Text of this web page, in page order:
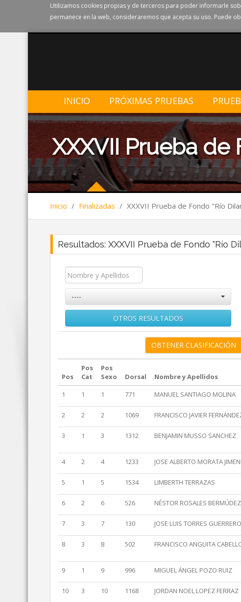
Utilizamos cookies propias y de terceros para poder informarle
permanece en la web, consideraremos que acepta su uso. Puede
INICIO PRÓXIMAS PRUEBAS
XXXVII Prueba de
Inicio / Finalizadas / XXXVII Prueba de Fondo "Río
Resultados: XXXVII Prueba de Fondo "Río
----
OTROS RESULTADOS
Pos
Pos
Cat
Pos
Sexo
Dorsal Nombre y Apellidos
1
1 1 771 MANUEL SANTIAGO MOLINA
2 2 2 1069 FRANCISCO JAVIER
3 1 3 1312 BENJAMIN MUSSO SANCHEZ
4 2 4 1233 JOSE ALBERTO MORATA
5 1 5 1534 LIMBERTH TERRAZAS
6 2 6 526 NÉSTOR ROSALES BERMÚDEZ
7 3 7 130 JOSE LUIS TORRES GUERRERO
8 3 8 502 FRANCISCO ANGUITA
9 1 9 996 MIGUEL ÁNGEL POZO RUIZ
10 3 10 1168 JORDAN NOEL LOPEZ FERRAZ